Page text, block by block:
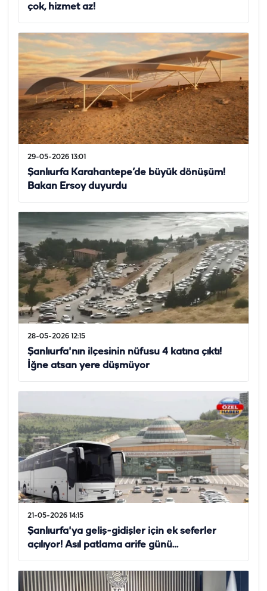
çok, hizmet az!
29-05-2026 13:01
Şanlıurfa Karahantepe’de büyük dönüşüm!
Bakan Ersoy duyurdu
28-05-2026 12:15
Şanlıurfa'nın ilçesinin nüfusu 4 katına çıktı!
İğne atsan yere düşmüyor
21-05-2026 14:15
Şanlıurfa'ya geliş-gidişler için ek seferler
açılıyor! Asıl patlama arife günü…